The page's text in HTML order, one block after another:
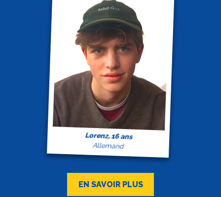
Lorenz, 16 ans
Allemand
EN SAVOIR PLUS